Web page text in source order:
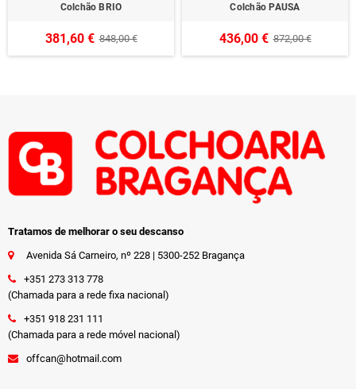
Colchão BRIO
381,60 € 848,00 €
Colchão PAUSA
436,00 € 872,00 €
Tratamos de melhorar o seu descanso
Avenida Sá Carneiro, nº 228 | 5300-252 Bragança
+351 273 313 778
(Chamada para a rede fixa nacional)
+351 918 231 111
(Chamada para a rede móvel nacional)
offcan@hotmail.com